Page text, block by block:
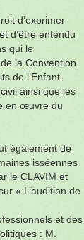
d’exprimer
d’être entendu
qui le
la Convention
de l’Enfant.
ainsi que les
en œuvre du
également de
isséennes
le CLAVIM et
« L’audition de
et des
: M.